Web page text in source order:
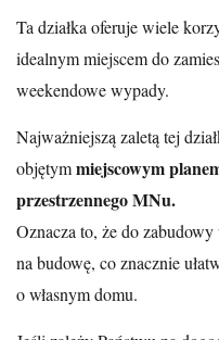
Ta działka oferuje wiele
idealnym miejscem do
weekendowe wypady.
Najważniejszą zaletą tej
objętymmiejscowym
przestrzennego MNu.
Oznacza to, że do
na budowę, co znacznie
o własnym domu.